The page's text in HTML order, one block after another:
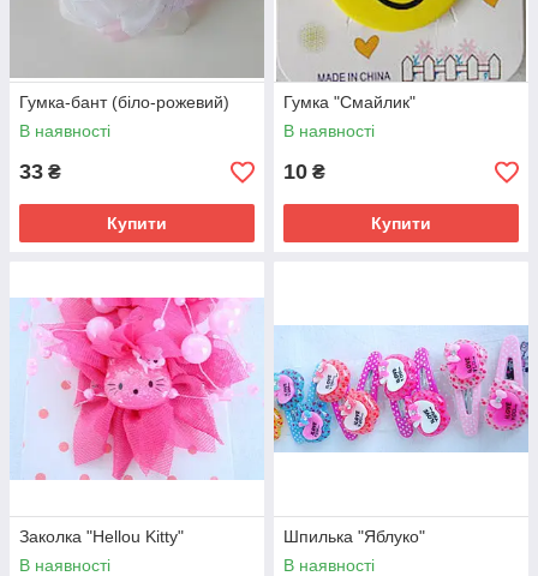
Гумка-бант (біло-рожевий)
В наявності
33 ₴
Купити
Гумка "Смайлик"
В наявності
10 ₴
Купити
Заколка "Hellou Kitty"
В наявності
Шпилька "Яблуко"
В наявності